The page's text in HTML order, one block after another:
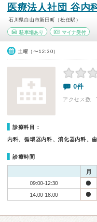
医療法人社団 谷内
石川県白山市新田町（松任駅）
駐車場あり マイナ受付
土曜（〜12:30）
0件
アクセス数
診療科目：
内科、循環器内科、消化器内科、
診療時間
月
09:00-12:30
14:00-18:00